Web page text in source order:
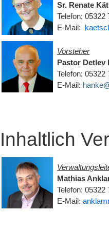
Sr. Renate
Telefon: 05322
E-Mail:
Vorsteher
Pastor Detlev
Telefon: 05322
E-Mail:
Inhaltlich
Mathias
Telefon: 05322
E-Mail: